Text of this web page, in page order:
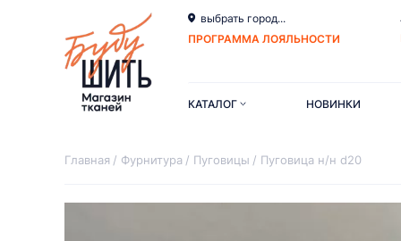
выбрать город...
ПРОГРАММА ЛОЯЛЬНОСТИ
КАТАЛОГ НОВИНКИ
Главная Фурнитура Пуговицы Пуговица н/н d20